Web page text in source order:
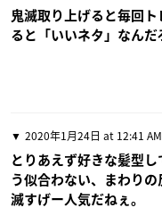
鬼滅取り上げると毎回
ると「いいネタ」なん
2020年1月24日 at 12:41 AM
とりあえず好きな髪型
う似合わない、まわり
滅すげー人気だねぇ。